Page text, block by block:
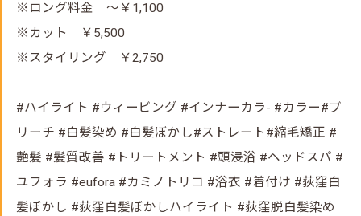
※ロング料金 ～￥1,100
※カット ￥5,500
※スタイリング ￥2,750
#ハイライト #ウィービング #インナーカラ- #カラー#ブ
リーチ #白髪染め #白髪ぼかし#ストレート#縮毛矯正 #
艶髪 #髪質改善 #トリートメント #頭浸浴 #ヘッドスパ #
ユフォラ #eufora #カミノトリコ #浴衣 #着付け #荻窪白
髪ぼかし #荻窪白髪ぼかしハイライト #荻窪脱白髪染め